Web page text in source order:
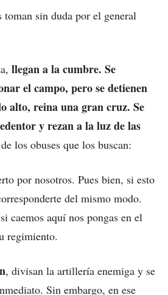
sin duda por el general
llegan a la cumbre. Se
el campo, pero se detienen
alto, reina una gran cruz. Se
y rezan a la luz de las
los obuses que los buscan:
por nosotros. Pues bien, si esto
del mismo modo.
caemos aquí nos pongas en el
regimiento.
, divisan la artillería enemiga y se
Sin embargo, en ese